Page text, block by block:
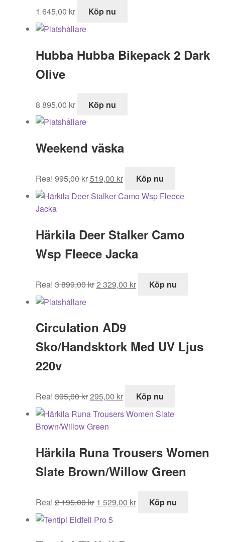
1 645,00 kr Köp nu
Hubba Hubba Bikepack 2 Dark
Olive
8 895,00 kr Köp nu
Weekend väska
Rea! 995,00kr
ursprungliga
priset
519,00 kr
nuvarande
priset
Köp nu
Härkila Deer Stalker Camo
Wsp Fleece Jacka
Rea! 3 899,00kr
ursprungliga
3
899,00 kr.
2 329,00 kr
nuvarande
329,00 kr.
Köp nu
Circulation AD9
Sko/Handsktork Med UV Ljus
220v
Rea! 395,00kr
ursprungliga
priset
var:
295,00 kr
nuvarande
priset
Köp nu
Härkila Runa Trousers Women
Slate Brown/Willow Green
Rea! 2 195,00kr
ursprungliga
priset
1 529,00 kr
nuvarande
Köp nu